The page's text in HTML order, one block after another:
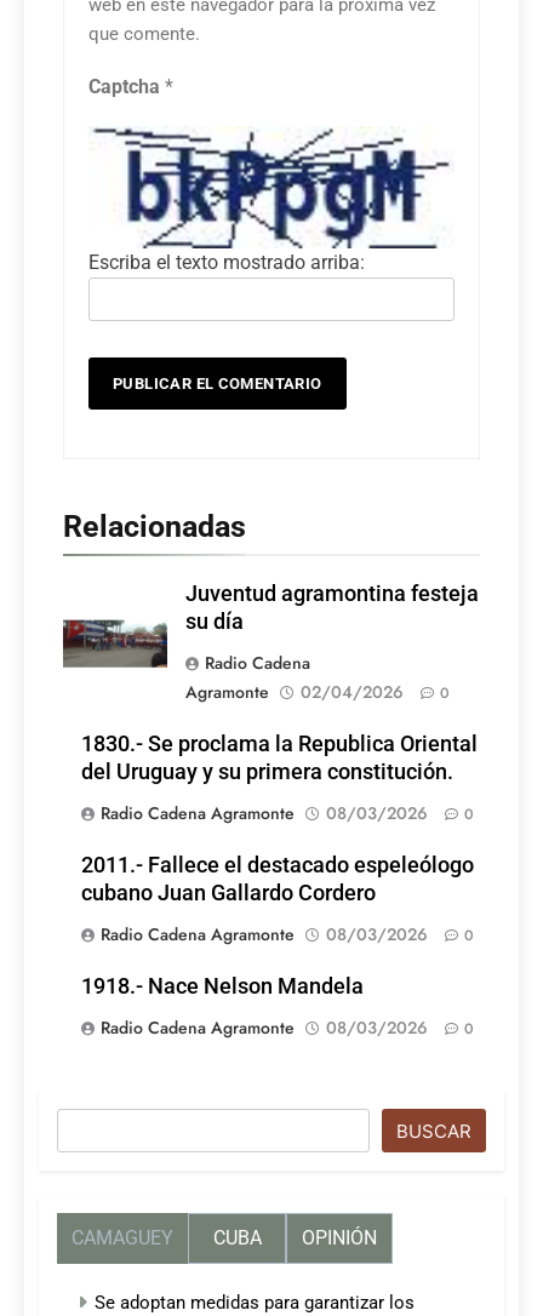
web en este navegador para la próxima vez
que comente.
Captcha *
Escriba el texto mostrado arriba:
Relacionadas
Juventud agramontina festeja
su día
Radio Cadena
Agramonte
02/04/2026 0
1830.- Se proclama la Republica Oriental
del Uruguay y su primera constitución.
Radio Cadena Agramonte
08/03/2026 0
2011.- Fallece el destacado espeleólogo
cubano Juan Gallardo Cordero
Radio Cadena Agramonte
08/03/2026 0
1918.- Nace Nelson Mandela
Radio Cadena Agramonte
08/03/2026 0
BUSCAR
CAMAGUEY CUBA OPINIÓN
Se adoptan medidas para garantizar los